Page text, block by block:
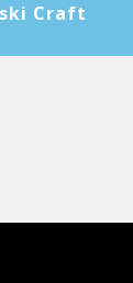
Craft